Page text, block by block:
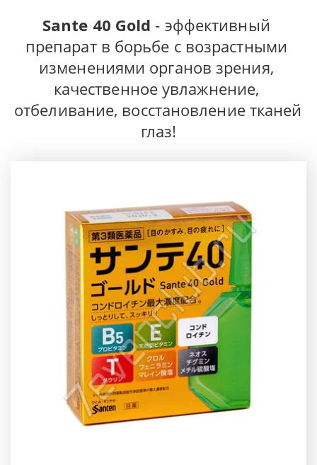
Sante 40 Gold - эффективный
препарат в борьбе с возрастными
изменениями органов зрения,
качественное увлажнение,
отбеливание, восстановление тканей
глаз!